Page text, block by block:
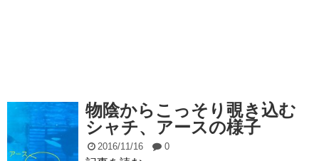
物陰からこっそり覗き込む
シャチ、アースの様子
2016/11/16 0